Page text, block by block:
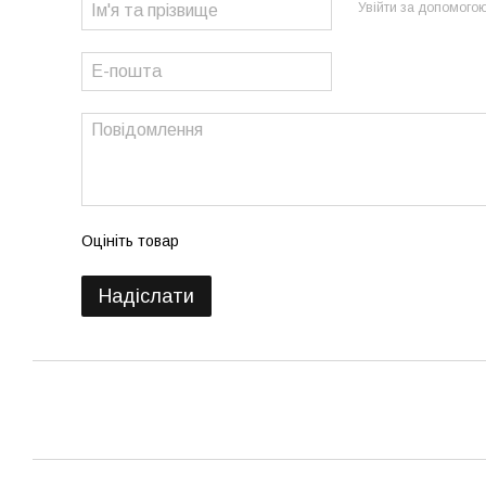
Увійти за
Оцініть товар
Надіслати